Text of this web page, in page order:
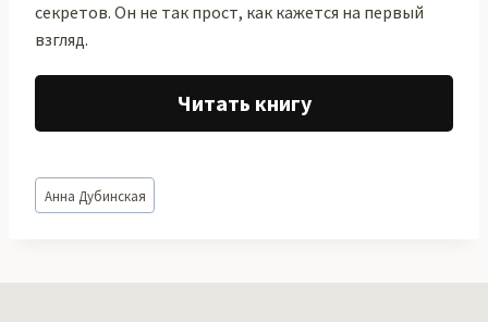
секретов. Он не так прост, как кажется на первый
взгляд.
Читать книгу
Метки
записи:
Анна Дубинская